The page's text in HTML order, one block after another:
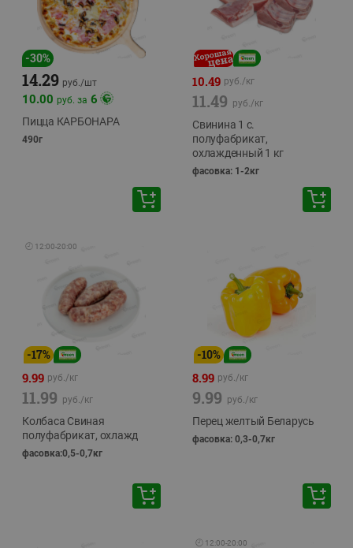
-30%
14.29 руб./шт
10.00 руб. за 6
Пицца КАРБОНАРА
490г
10.49 руб./кг
11.49 руб./кг
Свинина 1 с.
полуфабрикат,
охлажденный 1 кг
фасовка: 1-2кг
🕘 12:00-20:00
-17%
9.99 руб./кг
11.99 руб./кг
Колбаса Свиная
полуфабрикат, охлажд
фасовка:0,5-0,7кг
-10%
8.99 руб./кг
9.99 руб./кг
Перец желтый Беларусь
фасовка: 0,3-0,7кг
🕘 12:00-20:00